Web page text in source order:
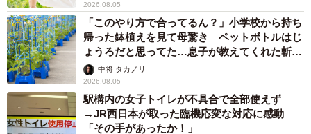
2026.08.05
「このやり方で合ってるん？」小学校から持ち
帰った鉢植えを見て母驚き ペットボトルはじ
ょうろだと思ってた…息子が教えてくれた斬新
な水やりとは
中将 タカノリ
2026.08.05
駅構内の女子トイレが不具合で全部使えず
→JR西日本が取った臨機応変な対応に感動
「その手があったか！」